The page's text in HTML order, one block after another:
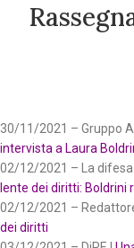
30/11/2021 – Gruppo
intervista a Laura
02/12/2021 – La difesa
lente dei diritti: Boldrini
02/12/2021 –
dei diritti